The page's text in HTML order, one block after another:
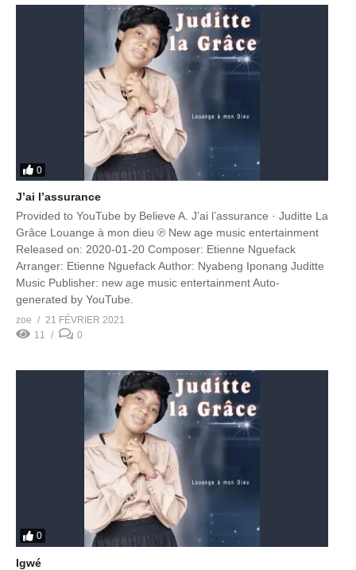
0
J’ai l’assurance
Provided to YouTube by Believe A. J’ai l’assurance · Juditte La
Grâce Louange à mon dieu ℗ New age music entertainment
Released on: 2020-01-20 Composer: Etienne Nguefack
Arranger: Etienne Nguefack Author: Nyabeng Iponang Juditte
Music Publisher: new age music entertainment Auto-
generated by YouTube.
zoe
21 FÉVRIER 2021
11
0
0
Igwé